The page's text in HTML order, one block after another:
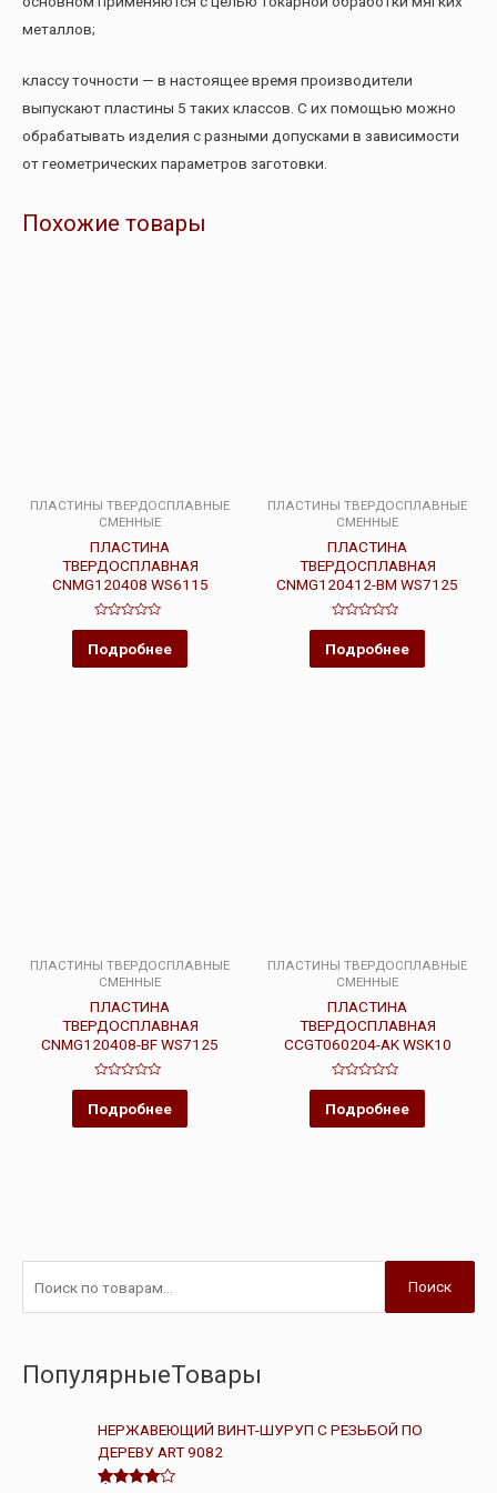
металлов;
классу точности — в настоящее время производители
выпускают пластины 5 таких классов. С их помощью можно
обрабатывать изделия с разными допусками в зависимости
от геометрических параметров заготовки.
Похожие товары
ПЛАСТИНЫ ТВЕРДОСПЛАВНЫЕ
СМЕННЫЕ
ПЛАСТИНА
ТВЕРДОСПЛАВНАЯ
CNMG120408 WS6115
Оценка
из
Подробнее
ПЛАСТИНЫ ТВЕРДОСПЛАВНЫЕ
СМЕННЫЕ
ПЛАСТИНА
ТВЕРДОСПЛАВНАЯ
CNMG120412-BM WS7125
Оценка
из
Подробнее
ПЛАСТИНЫ ТВЕРДОСПЛАВНЫЕ
СМЕННЫЕ
ПЛАСТИНА
ТВЕРДОСПЛАВНАЯ
CNMG120408-BF WS7125
Оценка
из
Подробнее
ПЛАСТИНЫ ТВЕРДОСПЛАВНЫЕ
СМЕННЫЕ
ПЛАСТИНА
ТВЕРДОСПЛАВНАЯ
CCGT060204-AK WSK10
Оценка
из
Подробнее
Поиск
ПопулярныеТовары
НЕРЖАВЕЮЩИЙ ВИНТ-ШУРУП С РЕЗЬБОЙ ПО
ДЕРЕВУ ART 9082